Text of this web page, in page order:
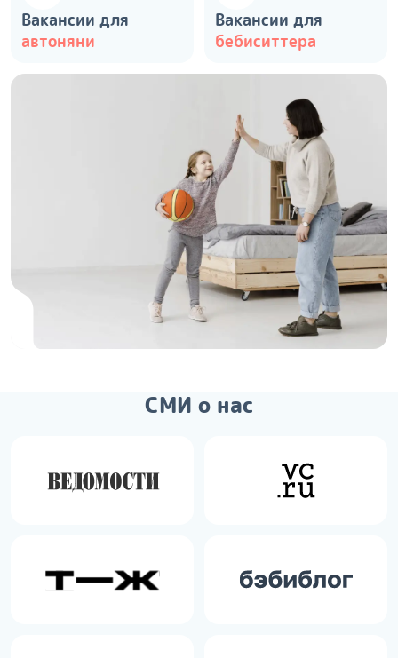
Вакансии для
автоняни
Вакансии для
бебиситтера
СМИ о нас